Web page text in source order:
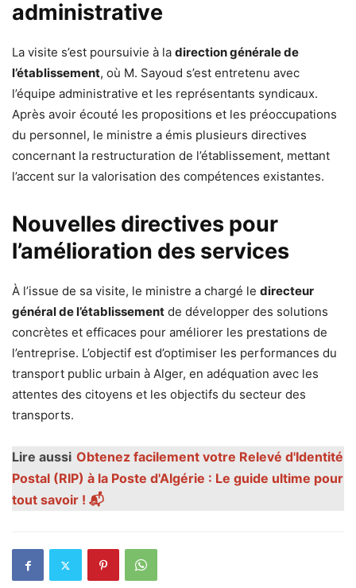
administrative
La visite s’est poursuivie à la direction générale de
l’établissement, où M. Sayoud s’est entretenu avec
l’équipe administrative et les représentants syndicaux.
Après avoir écouté les propositions et les préoccupations
du personnel, le ministre a émis plusieurs directives
concernant la restructuration de l’établissement, mettant
l’accent sur la valorisation des compétences existantes.
Nouvelles directives pour
l’amélioration des services
À l’issue de sa visite, le ministre a chargé le directeur
général de l’établissement de développer des solutions
concrètes et efficaces pour améliorer les prestations de
l’entreprise. L’objectif est d’optimiser les performances du
transport public urbain à Alger, en adéquation avec les
attentes des citoyens et les objectifs du secteur des
transports.
Lire aussi Obtenez facilement votre Relevé d'Identité
Postal (RIP) à la Poste d'Algérie : Le guide ultime pour
tout savoir ! 📬